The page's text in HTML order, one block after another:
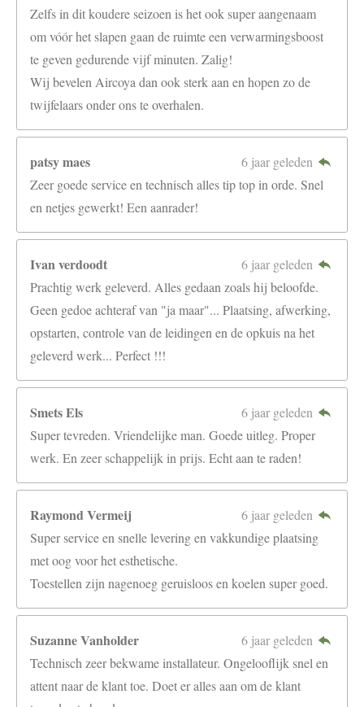
Zelfs in dit koudere seizoen is het ook super aangenaam
om vóór het slapen gaan de ruimte een verwarmingsboost
te geven gedurende vijf minuten. Zalig!
Wij bevelen Aircoya dan ook sterk aan en hopen zo de
twijfelaars onder ons te overhalen.
patsy maes
6 jaar geleden
Zeer goede service en technisch alles tip top in orde. Snel
en netjes gewerkt! Een aanrader!
Ivan verdoodt
6 jaar geleden
Prachtig werk geleverd. Alles gedaan zoals hij beloofde.
Geen gedoe achteraf van "ja maar"... Plaatsing, afwerking,
opstarten, controle van de leidingen en de opkuis na het
geleverd werk... Perfect !!!
Smets Els
6 jaar geleden
Super tevreden. Vriendelijke man. Goede uitleg. Proper
werk. En zeer schappelijk in prijs. Echt aan te raden!
Raymond Vermeij
6 jaar geleden
Super service en snelle levering en vakkundige plaatsing
met oog voor het esthetische.
Toestellen zijn nagenoeg geruisloos en koelen super goed.
Suzanne Vanholder
6 jaar geleden
Technisch zeer bekwame installateur. Ongelooflijk snel en
attent naar de klant toe. Doet er alles aan om de klant